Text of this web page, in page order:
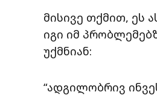
მისივე თქმით, ეს
იგი იმ
უქმნიან:
“ადგილობრივ